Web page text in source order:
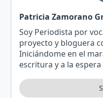
Patricia Zamorano
Soy Periodista por
proyecto y bloguera
Iniciándome en el
escritura y a la
imaginación,…